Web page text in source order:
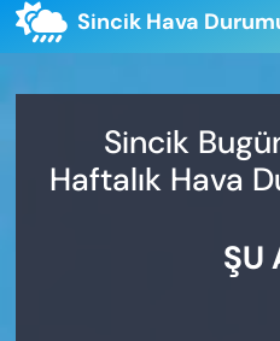
Sincik Hava
Sincik
Haftalık Hava
ŞU
Artvin Namaz
Puan Durumu ve
Son Dakika Haberleri